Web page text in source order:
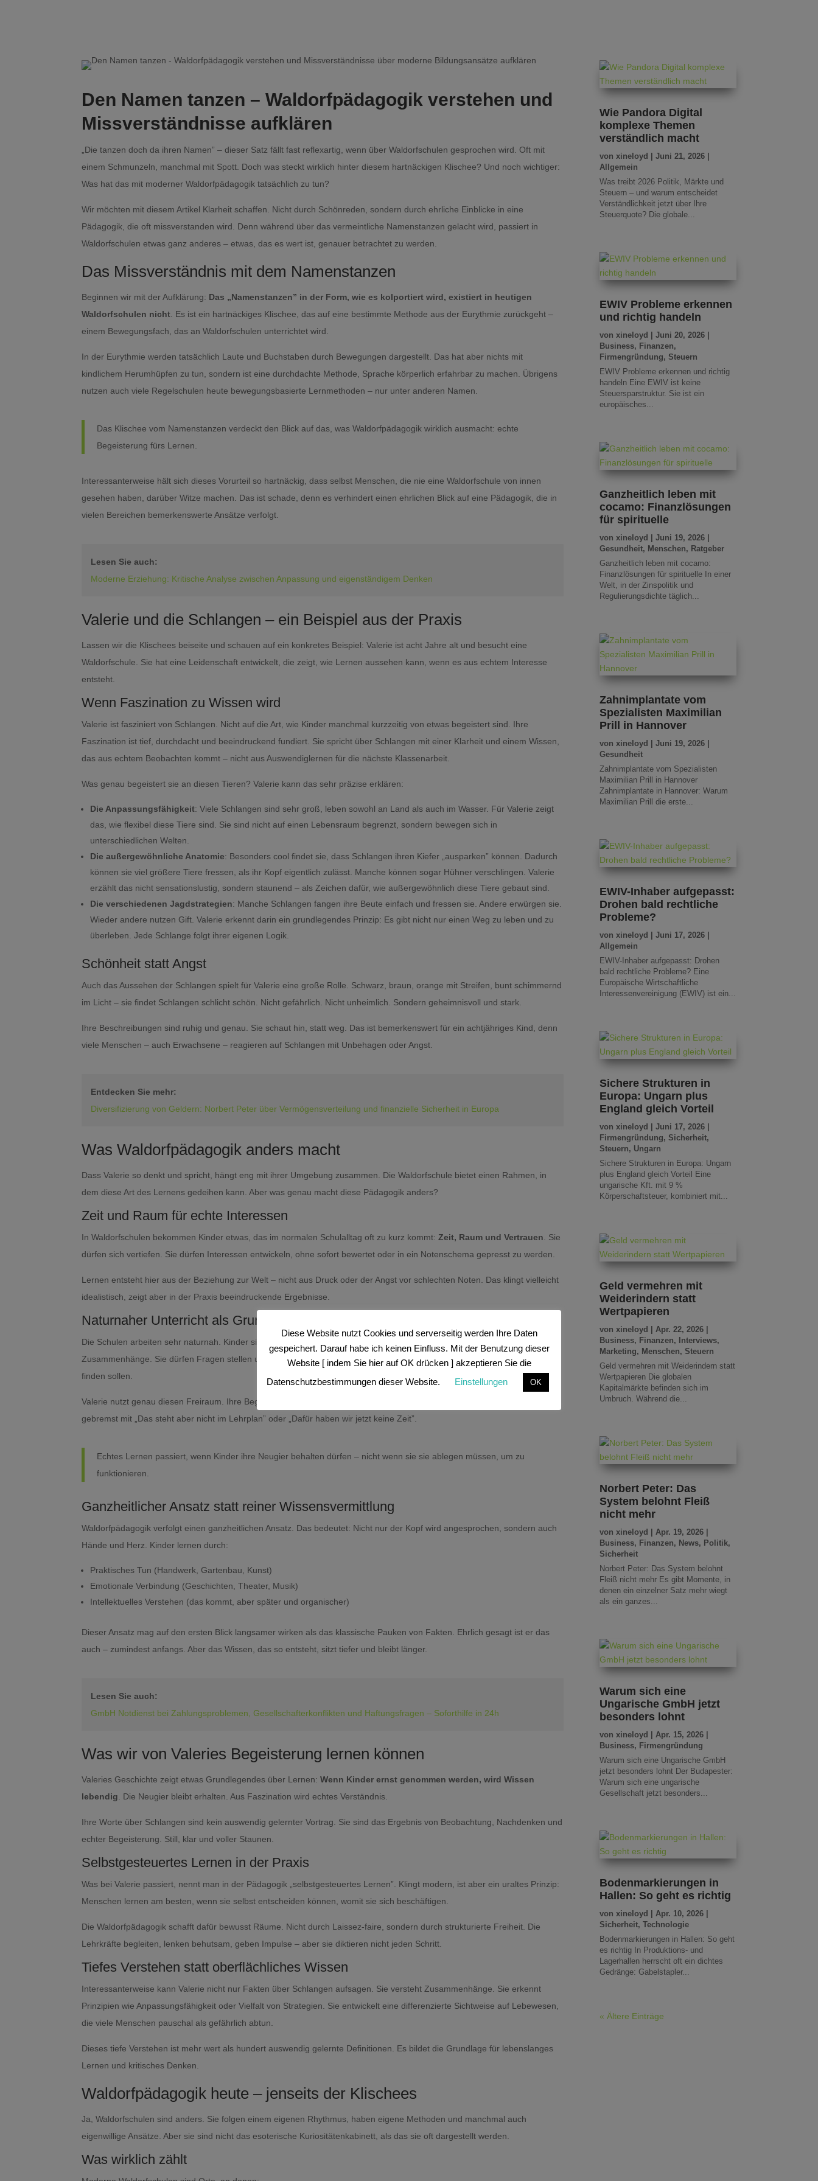
Den Namen tanzen – Waldorfpädagogik verstehen und
Missverständnisse aufklären
„Die tanzen doch da ihren Namen” – dieser Satz fällt fast reflexartig, wenn über Waldorfschulen gesprochen wird. Oft mit
einem Schmunzeln, manchmal mit Spott. Doch was steckt wirklich hinter diesem hartnäckigen Klischee? Und noch wichtiger:
Was hat das mit moderner Waldorfpädagogik tatsächlich zu tun?
Wir möchten mit diesem Artikel Klarheit schaffen. Nicht durch Schönreden, sondern durch ehrliche Einblicke in eine
Pädagogik, die oft missverstanden wird. Denn während über das vermeintliche Namenstanzen gelacht wird, passiert in
Waldorfschulen etwas ganz anderes – etwas, das es wert ist, genauer betrachtet zu werden.
Das Missverständnis mit dem Namenstanzen
Beginnen wir mit der Aufklärung: Das „Namenstanzen” in der Form, wie es kolportiert wird, existiert in heutigen
Waldorfschulen nicht. Es ist ein hartnäckiges Klischee, das auf eine bestimmte Methode aus der Eurythmie zurückgeht –
einem Bewegungsfach, das an Waldorfschulen unterrichtet wird.
In der Eurythmie werden tatsächlich Laute und Buchstaben durch Bewegungen dargestellt. Das hat aber nichts mit
kindlichem Herumhüpfen zu tun, sondern ist eine durchdachte Methode, Sprache körperlich erfahrbar zu machen. Übrigens
nutzen auch viele Regelschulen heute bewegungsbasierte Lernmethoden – nur unter anderen Namen.
Das Klischee vom Namenstanzen verdeckt den Blick auf das, was Waldorfpädagogik wirklich ausmacht: echte
Begeisterung fürs Lernen.
Interessanterweise hält sich dieses Vorurteil so hartnäckig, dass selbst Menschen, die nie eine Waldorfschule von innen
gesehen haben, darüber Witze machen. Das ist schade, denn es verhindert einen ehrlichen Blick auf eine Pädagogik, die in
vielen Bereichen bemerkenswerte Ansätze verfolgt.
Lesen Sie auch:
Moderne Erziehung: Kritische Analyse zwischen Anpassung und eigenständigem Denken
Valerie und die Schlangen – ein Beispiel aus der Praxis
Lassen wir die Klischees beiseite und schauen auf ein konkretes Beispiel: Valerie ist acht Jahre alt und besucht eine
Waldorfschule. Sie hat eine Leidenschaft entwickelt, die zeigt, wie Lernen aussehen kann, wenn es aus echtem Interesse
entsteht.
Wenn Faszination zu Wissen wird
Valerie ist fasziniert von Schlangen. Nicht auf die Art, wie Kinder manchmal kurzzeitig von etwas begeistert sind. Ihre
Faszination ist tief, durchdacht und beeindruckend fundiert. Sie spricht über Schlangen mit einer Klarheit und einem Wissen,
das aus echtem Beobachten kommt – nicht aus Auswendiglernen für die nächste Klassenarbeit.
Was genau begeistert sie an diesen Tieren? Valerie kann das sehr präzise erklären:
Die Anpassungsfähigkeit: Viele Schlangen sind sehr groß, leben sowohl an Land als auch im Wasser. Für Valerie zeigt
das, wie flexibel diese Tiere sind. Sie sind nicht auf einen Lebensraum begrenzt, sondern bewegen sich in
unterschiedlichen Welten.
Die außergewöhnliche Anatomie: Besonders cool findet sie, dass Schlangen ihren Kiefer „ausparken” können. Dadurch
können sie viel größere Tiere fressen, als ihr Kopf eigentlich zulässt. Manche können sogar Hühner verschlingen. Valerie
erzählt das nicht sensationslustig, sondern staunend – als Zeichen dafür, wie außergewöhnlich diese Tiere gebaut sind.
Die verschiedenen Jagdstrategien: Manche Schlangen fangen ihre Beute einfach und fressen sie. Andere erwürgen sie.
Wieder andere nutzen Gift. Valerie erkennt darin ein grundlegendes Prinzip: Es gibt nicht nur einen Weg zu leben und zu
überleben. Jede Schlange folgt ihrer eigenen Logik.
Schönheit statt Angst
Auch das Aussehen der Schlangen spielt für Valerie eine große Rolle. Schwarz, braun, orange mit Streifen, bunt schimmernd
im Licht – sie findet Schlangen schlicht schön. Nicht gefährlich. Nicht unheimlich. Sondern geheimnisvoll und stark.
Ihre Beschreibungen sind ruhig und genau. Sie schaut hin, statt weg. Das ist bemerkenswert für ein achtjähriges Kind, denn
viele Menschen – auch Erwachsene – reagieren auf Schlangen mit Unbehagen oder Angst.
Entdecken Sie mehr:
Diversifizierung von Geldern: Norbert Peter über Vermögensverteilung und finanzielle Sicherheit in Europa
Was Waldorfpädagogik anders macht
Dass Valerie so denkt und spricht, hängt eng mit ihrer Umgebung zusammen. Die Waldorfschule bietet einen Rahmen, in
dem diese Art des Lernens gedeihen kann. Aber was genau macht diese Pädagogik anders?
Zeit und Raum für echte Interessen
In Waldorfschulen bekommen Kinder etwas, das im normalen Schulalltag oft zu kurz kommt:Zeit, Raum und Vertrauen. Sie
dürfen sich vertiefen. Sie dürfen Interessen entwickeln, ohne sofort bewertet oder in ein Notenschema gepresst zu werden.
Lernen entsteht hier aus der Beziehung zur Welt – nicht aus Druck oder der Angst vor schlechten Noten. Das klingt vielleicht
idealistisch, zeigt aber in der Praxis beeindruckende Ergebnisse.
Naturnaher Unterricht als Grundprinzip
Die Schulen arbeiten sehr naturnah. Kinder sind regelmäßig draußen. Sie beobachten Tiere, Pflanzen und natürliche
Zusammenhänge. Sie dürfen Fragen stellen und ihren eigenen Weg gehen. Niemand gibt ihnen vor, was sie interessant
finden sollen.
Valerie nutzt genau diesen Freiraum. Ihre Begeisterung für Schlangen konnte wachsen, weil sie durfte. Niemand hat sie
gebremst mit „Das steht aber nicht im Lehrplan” oder „Dafür haben wir jetzt keine Zeit”.
Echtes Lernen passiert, wenn Kinder ihre Neugier behalten dürfen – nicht wenn sie sie ablegen müssen, um zu
funktionieren.
Ganzheitlicher Ansatz statt reiner Wissensvermittlung
Waldorfpädagogik verfolgt einen ganzheitlichen Ansatz. Das bedeutet: Nicht nur der Kopf wird angesprochen, sondern auch
Hände und Herz. Kinder lernen durch:
Praktisches Tun (Handwerk, Gartenbau, Kunst)
Emotionale Verbindung (Geschichten, Theater, Musik)
Intellektuelles Verstehen (das kommt, aber später und organischer)
Dieser Ansatz mag auf den ersten Blick langsamer wirken als das klassische Pauken von Fakten. Ehrlich gesagt ist er das
auch – zumindest anfangs. Aber das Wissen, das so entsteht, sitzt tiefer und bleibt länger.
Lesen Sie auch:
GmbH Notdienst bei Zahlungsproblemen, Gesellschafterkonflikten und Haftungsfragen – Soforthilfe in 24h
Was wir von Valeries Begeisterung lernen können
Valeries Geschichte zeigt etwas Grundlegendes über Lernen:Wenn Kinder ernst genommen werden, wird Wissen
lebendig. Die Neugier bleibt erhalten. Aus Faszination wird echtes Verständnis.
Ihre Worte über Schlangen sind kein auswendig gelernter Vortrag. Sie sind das Ergebnis von Beobachtung, Nachdenken und
echter Begeisterung. Still, klar und voller Staunen.
Selbstgesteuertes Lernen in der Praxis
Was bei Valerie passiert, nennt man in der Pädagogik „selbstgesteuertes Lernen”. Klingt modern, ist aber ein uraltes Prinzip:
Menschen lernen am besten, wenn sie selbst entscheiden können, womit sie sich beschäftigen.
Die Waldorfpädagogik schafft dafür bewusst Räume. Nicht durch Laissez-faire, sondern durch strukturierte Freiheit. Die
Lehrkräfte begleiten, lenken behutsam, geben Impulse – aber sie diktieren nicht jeden Schritt.
Tiefes Verstehen statt oberflächliches Wissen
Interessanterweise kann Valerie nicht nur Fakten über Schlangen aufsagen. Sie versteht Zusammenhänge. Sie erkennt
Prinzipien wie Anpassungsfähigkeit oder Vielfalt von Strategien. Sie entwickelt eine differenzierte Sichtweise auf Lebewesen,
die viele Menschen pauschal als gefährlich abtun.
Dieses tiefe Verstehen ist mehr wert als hundert auswendig gelernte Definitionen. Es bildet die Grundlage für lebenslanges
Lernen und kritisches Denken.
Waldorfpädagogik heute – jenseits der Klischees
Ja, Waldorfschulen sind anders. Sie folgen einem eigenen Rhythmus, haben eigene Methoden und manchmal auch
eigenwillige Ansätze. Aber sie sind nicht das esoterische Kuriositätenkabinett, als das sie oft dargestellt werden.
Was wirklich zählt
Wie Pandora Digital
komplexe Themen
verständlich macht
vonxineloyd |Juni 21, 2026
Allgemein
Was treibt 2026 Politik, Märkte und
Steuern – und warum entscheidet
Verständlichkeit jetzt über Ihre
Steuerquote? Die globale...
EWIV Probleme erkennen
und richtig handeln
vonxineloyd |Juni 20, 2026
Business, Finanzen,
Firmengründung,Steuern
EWIV Probleme erkennen und richtig
handeln Eine EWIV ist keine
Steuersparstruktur. Sie ist ein
europäisches...
Ganzheitlich leben mit
cocamo: Finanzlösungen
für spirituelle
vonxineloyd |Juni 19, 2026
Gesundheit, Menschen, Ratgeber
Ganzheitlich leben mit cocamo:
Finanzlösungen für spirituelle In einer
Welt, in der Zinspolitik und
Regulierungsdichte täglich...
Zahnimplantate vom
Spezialisten Maximilian
Prill in Hannover
vonxineloyd |Juni 19, 2026
Gesundheit
Zahnimplantate vom Spezialisten
Maximilian Prill in Hannover
Zahnimplantate in Hannover: Warum
Maximilian Prill die erste...
EWIV-Inhaber aufgepasst:
Drohen bald rechtliche
Probleme?
vonxineloyd |Juni 17, 2026
Allgemein
EWIV-Inhaber aufgepasst: Drohen
bald rechtliche Probleme? Eine
Europäische Wirtschaftliche
Interessenvereinigung (EWIV) ist ein...
Sichere Strukturen in
Europa: Ungarn plus
England gleich Vorteil
vonxineloyd |Juni 17, 2026
Firmengründung,Sicherheit,
Steuern, Ungarn
Sichere Strukturen in Europa: Ungarn
plus England gleich Vorteil Eine
ungarische Kft. mit 9 %
Körperschaftsteuer, kombiniert mit...
Geld vermehren mit
Weiderindern statt
Wertpapieren
vonxineloyd Apr. 22, 2026
Business, Finanzen, Interviews,
Marketing, Menschen,Steuern
Geld vermehren mit Weiderindern statt
Wertpapieren Die globalen
Kapitalmärkte befinden sich im
Umbruch. Während die...
Norbert Peter: Das
System belohnt Fleiß
nicht mehr
vonxineloyd Apr. 19, 2026
Business, Finanzen, News, Politik,
Sicherheit
Norbert Peter: Das System belohnt
Fleiß nicht mehr Es gibt Momente, in
denen ein einzelner Satz mehr wiegt
als ein ganzes...
Warum sich eine
Ungarische GmbH jetzt
besonders lohnt
vonxineloyd Apr. 15, 2026
Business, Firmengründung
Warum sich eine Ungarische GmbH
jetzt besonders lohnt Der Budapester:
Warum sich eine ungarische
Gesellschaft jetzt besonders...
Bodenmarkierungen in
Hallen: So geht es richtig
vonxineloyd Apr. 10, 2026
Sicherheit,Technologie
Bodenmarkierungen in Hallen: So geht
es richtig In Produktions- und
Lagerhallen herrscht oft ein dichtes
Gedränge: Gabelstapler...
« Ältere Einträge
Diese Website nutzt Cookies und serverseitig werden Ihre Daten
gespeichert. Darauf habe ich keinen Einfluss. Mit der Benutzung dieser
Website [ indem Sie hier auf OK drücken ] akzeptieren Sie die
Datenschutzbestimmungen dieser Website.
Einstellungen OK